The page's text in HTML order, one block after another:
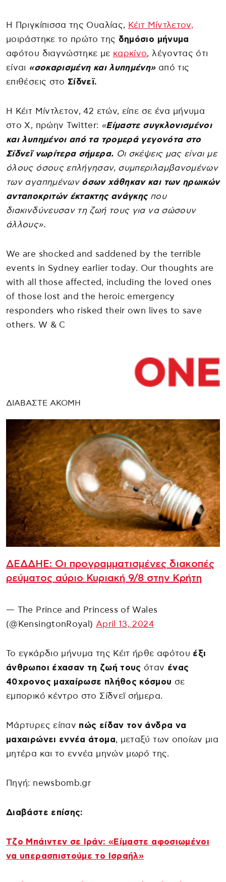
Η Πριγκίπισσα της Ουαλίας, Κέιτ Μίντλετον,
μοιράστηκε το πρώτο της δημόσιο μήνυμα
αφότου διαγνώστηκε με καρκίνο, λέγοντας ότι
είναι «σοκαρισμένη και λυπημένη»από τις
επιθέσεις στο Σίδνεϊ.
Η Κέιτ Μίντλετον, 42 ετών, είπε σε ένα μήνυμα
στο X, πρώην Twitter: «Είμαστε συγκλονισμένοι
και λυπημένοι από τα τρομερά γεγονότα στο
Σίδνεϊ νωρίτερα σήμερα. Οι σκέψεις μας είναι με
όλους όσους επλήγησαν, συμπεριλαμβανομένων
των αγαπημένωνόσων χάθηκαν και των ηρωικών
ανταποκριτών έκτακτης ανάγκηςπου
διακινδύνευσαν τη ζωή τους για να σώσουν
άλλους».
We are shocked and saddened by the terrible
events in Sydney earlier today. Our thoughts are
with all those affected, including the loved ones
of those lost and the heroic emergency
responders who risked their own lives to save
others. W & C
ΔΙΑΒΑΣΤΕ ΑΚΟΜΗ
ΔΕΔΔΗΕ: Oι προγραμματισμένες διακοπές
ρεύματος αύριο Κυριακή 9/8 στην Κρήτη
— The Prince and Princess of Wales
(@KensingtonRoyal) April 13, 2024
Το εγκάρδιο μήνυμα της Κέιτ ήρθε αφότου έξι
άνθρωποι έχασαν τη ζωή τους όταν ένας
40χρονος μαχαίρωσε πλήθος κόσμου σε
εμπορικό κέντρο στο Σίδνεϊ σήμερα.
Μάρτυρες είπαν πώς είδαν τον άνδρα να
μαχαιρώνει εννέα άτομα, μεταξύ των οποίων μια
μητέρα και το εννέα μηνών μωρό της.
Πηγή: newsbomb.gr
Διαβάστε επίσης:
Τζο Μπάιντεν σε Ιράν: «Eίμαστε αφοσιωμένοι
να υπερασπιστούμε το Ισραήλ»